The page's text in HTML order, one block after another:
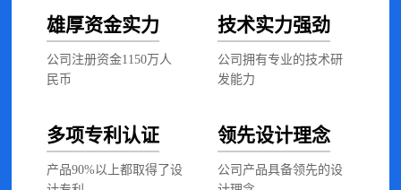
雄厚资金实力
公司注册资金1150万人
民币
技术实力强劲
公司拥有专业的技术研
发能力
多项专利认证
产品90%以上都取得了设
领先设计理念
公司产品具备领先的设